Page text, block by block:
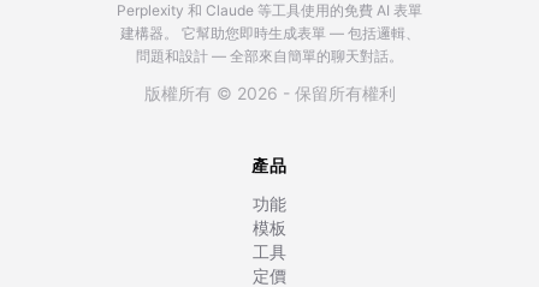
Perplexity 和 Claude 等工具使用的免費 AI 表單
建構器。
它幫助您即時生成表單 — 包括邏輯、
問題和設計 — 全部來自簡單的聊天對話。
版權所有 © 2026 - 保留所有權利
產品
功能
模板
工具
定價